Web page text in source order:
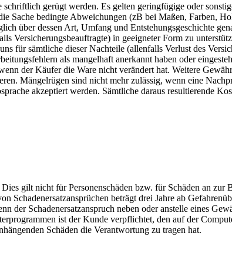
gerügt werden. Es gelten geringfügige oder
Sache bedingte Abweichungen (zB bei Maßen, Farben,
über dessen Art, Umfang und Entstehungsgeschichte
Versicherungsbeauftragte) in geeigneter Form zu
für sämtliche dieser Nachteile (allenfalls Verlust des
als mangelhaft anerkannt haben oder
der Käufer die Ware nicht verändert hat. Weitere
Mängelrügen sind nicht mehr zulässig, wenn eine
akzeptiert werden. Sämtliche daraus resultierende
Dies gilt nicht für Personenschäden bzw. für Schäden an
Schadenersatzansprüchen beträgt drei Jahre ab
der Schadenersatzanspruch neben oder anstelle eines
ist der Kunde verpflichtet, den auf der
Schäden die Verantwortung zu tragen hat.